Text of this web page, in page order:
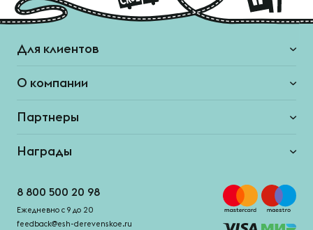
Для клиентов
О компании
Партнеры
Награды
8 800 500 20 98
Ежедневно с 9 до 20
feedback@esh-derevenskoe.ru